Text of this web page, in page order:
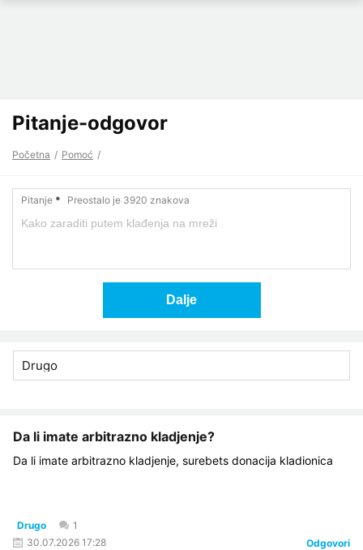
Pitanje-odgovor
Početna Pomoć
Pitanje * Preostalo je 3920 znakova
Dalje
Da li imate arbitrazno kladjenje?
Da li imate arbitrazno kladjenje, surebets donacija kladionica
Drugo
1
30.07.2026 17:28
Odgovori